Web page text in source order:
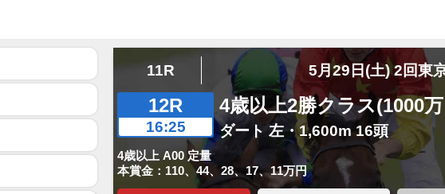
11R 5月29日(土) 2回東
12R
16:25
4歳以上2勝クラス(1000
ダート 左・1,600m 16頭
4歳以上 A00 定量
本賞金：110、44、28、17、11万円